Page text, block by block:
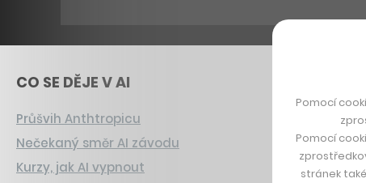
CO SE DĚJE V AI
Průšvih Anthtropicu
Nečekaný směr AI závodu
Kurzy, jak AI vypnout
Pomocí
Pomocí
stránek